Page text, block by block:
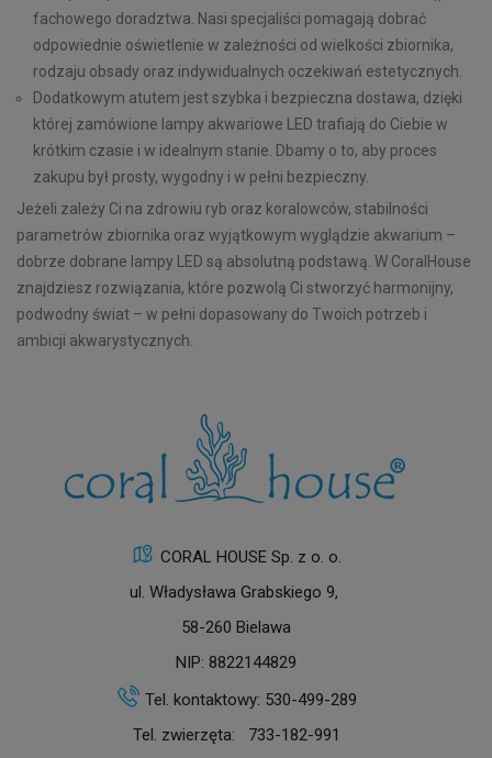
fachowego doradztwa. Nasi specjaliści pomagają dobrać
odpowiednie oświetlenie w zależności od wielkości zbiornika,
rodzaju obsady oraz indywidualnych oczekiwań estetycznych.
Dodatkowym atutem jest szybka i bezpieczna dostawa, dzięki
której zamówione lampy akwariowe LED trafiają do Ciebie w
krótkim czasie i w idealnym stanie. Dbamy o to, aby proces
zakupu był prosty, wygodny i w pełni bezpieczny.
Jeżeli zależy Ci na zdrowiu ryb oraz koralowców, stabilności
parametrów zbiornika oraz wyjątkowym wyglądzie akwarium –
dobrze dobrane lampy LED są absolutną podstawą. W CoralHouse
znajdziesz rozwiązania, które pozwolą Ci stworzyć harmonijny,
podwodny świat – w pełni dopasowany do Twoich potrzeb i
ambicji akwarystycznych.
CORAL HOUSE Sp. z o. o.
ul. Władysława Grabskiego 9,
58-260 Bielawa
NIP: 8822144829
Tel. kontaktowy: 530-499-289
Tel. zwierzęta: 733-182-991